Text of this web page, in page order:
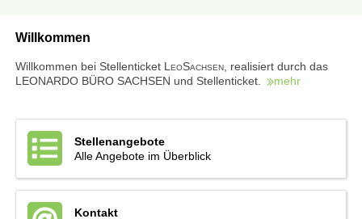
Willkommen
Willkommen bei Stellenticket L eoSachsen, realisiert durch das
LEONARDO BÜRO SACHSEN und Stellenticket.
mehr
Stellenangebote
Alle Angebote im Überblick
Kontakt